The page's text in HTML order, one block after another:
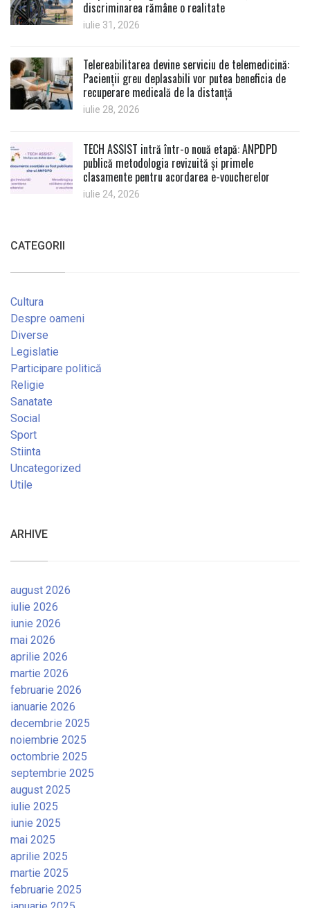
discriminarea rămâne o realitate
iulie 31, 2026
Telereabilitarea devine serviciu de telemedicină:
Pacienții greu deplasabili vor putea beneficia de
recuperare medicală de la distanță
iulie 28, 2026
TECH ASSIST intră într-o nouă etapă: ANPDPD
publică metodologia revizuită și primele
clasamente pentru acordarea e-voucherelor
iulie 24, 2026
CATEGORII
Cultura
Despre oameni
Diverse
Legislatie
Participare politică
Religie
Sanatate
Social
Sport
Stiinta
Uncategorized
Utile
ARHIVE
august 2026
iulie 2026
iunie 2026
mai 2026
aprilie 2026
martie 2026
februarie 2026
ianuarie 2026
decembrie 2025
noiembrie 2025
octombrie 2025
septembrie 2025
august 2025
iulie 2025
iunie 2025
mai 2025
aprilie 2025
martie 2025
februarie 2025